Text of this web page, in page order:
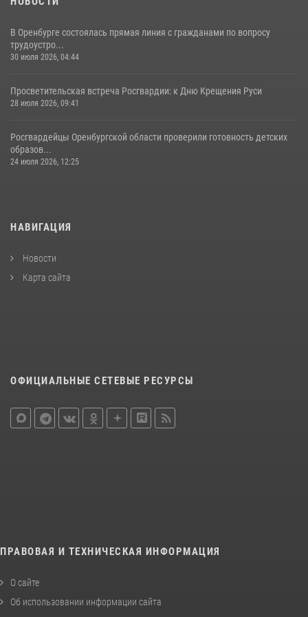
В Оренбурге состоялась прямая линия с гражданами по вопросу
трудоустро...
30 июля 2026, 04:44
Просветительская встреча Росгвардии: к Дню Крещения Руси
28 июля 2026, 09:41
Росгвардейцы Оренбургской области проверили готовность детских
образов...
24 июля 2026, 12:25
НАВИГАЦИЯ
Новости
Карта сайта
ОФИЦИАЛЬНЫЕ СЕТЕВЫЕ РЕСУРСЫ
ПРАВОВАЯ И ТЕХНИЧЕСКАЯ ИНФОРМАЦИЯ
О сайте
Об использовании информации сайта